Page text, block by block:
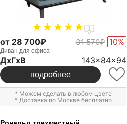
1
от 28 700₽ 31 570₽ 10%
Диван для офиса
ДxГxВ 143x84x94
подробнее
* Можем сделать в любом цвете
* Доставка по Москве бесплатно